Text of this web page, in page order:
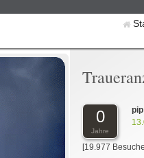
0
Jahre
pip
[19.977